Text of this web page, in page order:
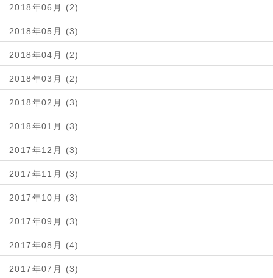
2018年06月 (2)
2018年05月 (3)
2018年04月 (2)
2018年03月 (2)
2018年02月 (3)
2018年01月 (3)
2017年12月 (3)
2017年11月 (3)
2017年10月 (3)
2017年09月 (3)
2017年08月 (4)
2017年07月 (3)